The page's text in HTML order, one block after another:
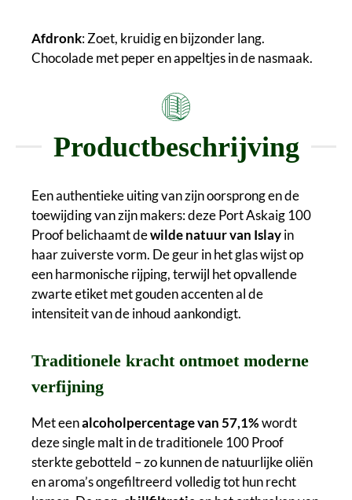
Afdronk: Zoet, kruidig en bijzonder lang.
Chocolade met peper en appeltjes in de nasmaak.
Productbeschrijving
Een authentieke uiting van zijn oorsprong en de
toewijding van zijn makers: deze Port Askaig 100
Proof belichaamt dewilde natuur van Islayin
haar zuiverste vorm. De geur in het glas wijst op
een harmonische rijping, terwijl het opvallende
zwarte etiket met gouden accenten al de
intensiteit van de inhoud aankondigt.
Traditionele kracht ontmoet moderne
verfijning
Met eenalcoholpercentage van 57,1%wordt
deze single malt in de traditionele 100 Proof
sterkte gebotteld – zo kunnen de natuurlijke oliën
en aroma’s ongefiltreerd volledig tot hun recht